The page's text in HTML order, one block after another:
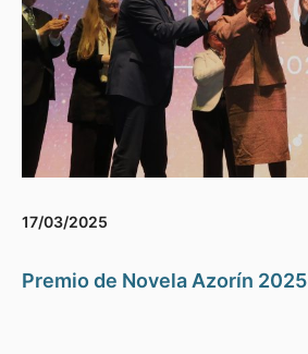
17/03/2025
Premio de Novela Azorín 2025